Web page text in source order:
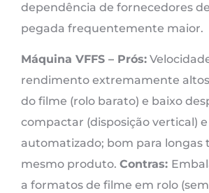
dependência de fornecedores
pegada frequentemente maior.
Máquina VFFS – Prós:
rendimento extremamente
do filme (rolo barato) e baixo
compactar (disposição vertical)
automatizado; bom para longas
mesmo produto. Contras:
a formatos de filme em rolo